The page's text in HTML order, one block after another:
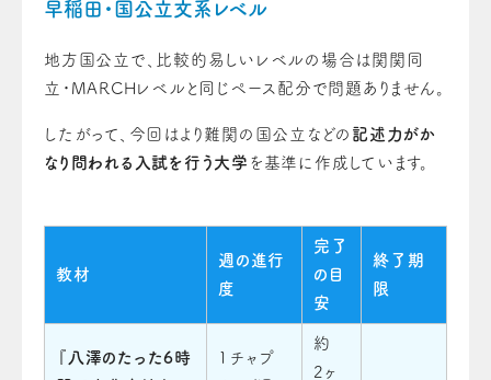
早稲田・国公立文系レベル
地方国公立で、比較的易しいレベルの場合は関関同
立・MARCHレベルと同じペース配分で問題ありません。
したがって、今回はより難関の国公立などの 記述力がか
なり問われる入試を行う大学 を基準に作成しています。
教材
週の進行
度
完了
の目
安
終了期
限
『 八澤のたった6時
1チャプ
約
2ヶ